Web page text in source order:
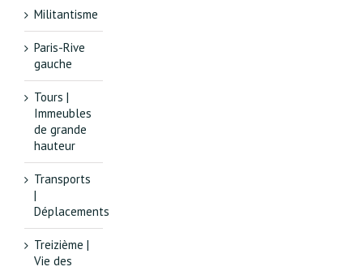
Militantisme
Paris-Rive
gauche
Tours |
Immeubles
de grande
hauteur
Transports
|
Déplacements
Treizième |
Vie des